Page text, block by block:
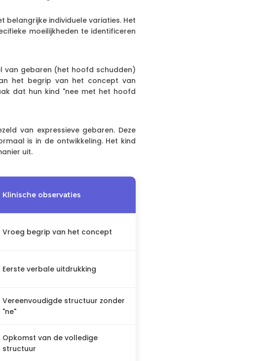
individuele variaties. Het
moeilijkheden te identificeren
van gebaren (het hoofd schudden)
het begrip van het concept van
dat hun kind "nee met het hoofd
van expressieve gebaren. Deze
is in de ontwikkeling. Het kind
uit.
Klinische observaties
Vroeg begrip van het concept
Eerste verbale uitdrukking
Vereenvoudigde structuur zonder
"ne"
Opkomst van de volledige
structuur